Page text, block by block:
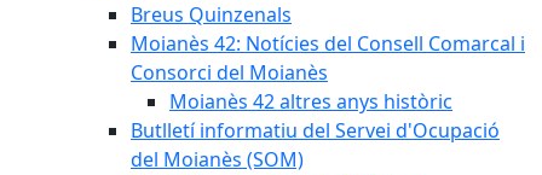
Breus Quinzenals
Moianès 42: Notícies del Consell Comarcal i
Consorci del Moianès
Moianès 42 altres anys històric
Butlletí informatiu del Servei d'Ocupació
del Moianès (SOM)